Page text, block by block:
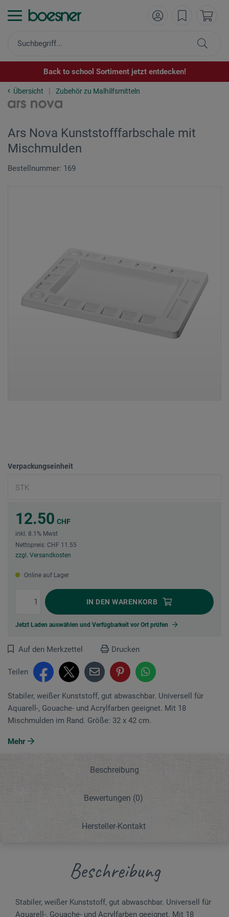
Back to school Sortiment jetzt entdecken!
Übersicht Zubehör zu Malhilfsmitteln
Ars Nova Kunststofffarbschale mit
Mischmulden
Bestellnummer: 169
Verpackungseinheit
12.50 CHF
inkl. 8.1% Mwst
Nettopreis: CHF 11.55
zzgl. Versandkosten
Online auf Lager
IN DEN WARENKORB
Jetzt Laden auswählen und Verfügbarkeit vor Ort prüfen
Auf den Merkzettel Drucken
Teilen
Stabiler, weißer Kunststoff, gut abwaschbar. Universell für
Aquarell-, Gouache- und Acrylfarben geeignet. Mit 18
Mischmulden im Rand. Größe: 32 x 42 cm.
Mehr
Beschreibung
Bewertungen (0)
Hersteller-Kontakt
Beschreibung
Stabiler, weißer Kunststoff, gut abwaschbar. Universell für
Aquarell-, Gouache- und Acrylfarben geeignet. Mit 18